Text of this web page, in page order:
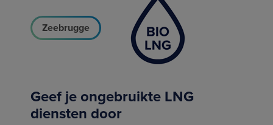
Zeebrugge
Geef je ongebruikte LNG
diensten door